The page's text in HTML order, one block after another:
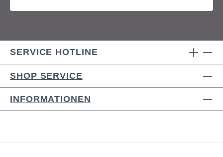
SERVICE HOTLINE
SHOP SERVICE
INFORMATIONEN